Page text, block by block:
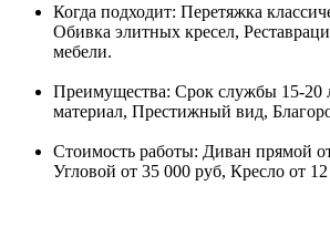
Когда подходит: Перетяжка
Обивка элитных кресел,
мебели.
Преимущества: Срок службы 15-
материал, Престижный вид,
Стоимость работы: Диван прямой
Угловой от 35 000 руб, Кресло от